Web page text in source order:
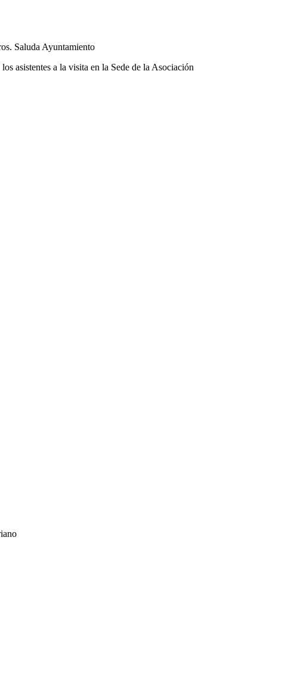
Saluda Ayuntamiento
a la visita en la Sede de la Asociación